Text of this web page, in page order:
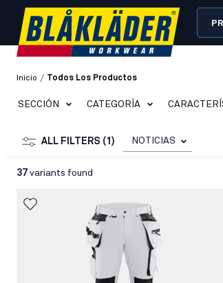
Inicio / Todos Los Productos
SECCIÓN CATEGORÍA
ALL FILTERS (1) NOTICIAS
37 variants found